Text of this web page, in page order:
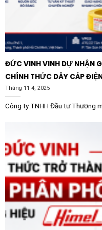
ĐỨC VINH VINH DỰ NHẬN
CHÍNH THỨC DÂY CÁP
Tháng 11 4, 2025
Công ty TNHH Đầu tư Thương